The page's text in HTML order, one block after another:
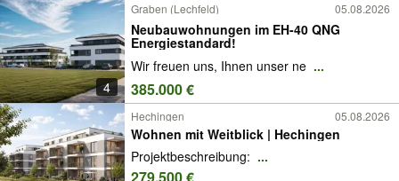
4
Graben (Lechfeld) 05.08.2026
Neubauwohnungen im EH-40 QNG
Energiestandard!
Wir freuen uns, Ihnen unser ne ...
385.000 €
Hechingen 05.08.2026
Wohnen mit Weitblick | Hechingen
Projektbeschreibung: ...